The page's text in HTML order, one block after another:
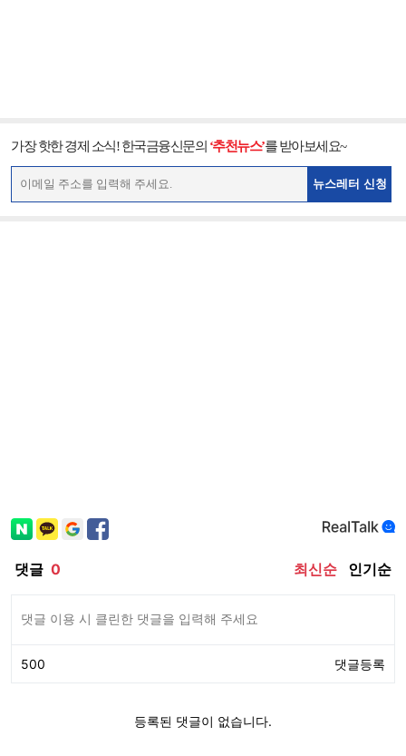
가장 핫한 경제 소식! 한국금융신문의 ‘추천뉴스’를 받아보세요~
뉴스레터 신청